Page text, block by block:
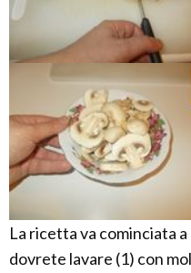
La ricetta va cominciata
dovrete lavare (1) con